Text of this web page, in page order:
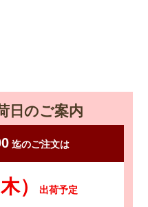
日のご案内